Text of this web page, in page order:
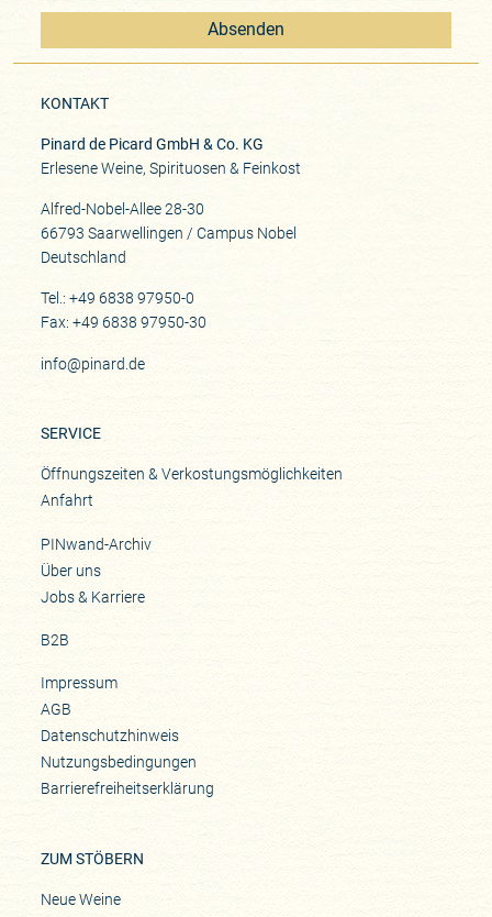
Absenden
KONTAKT
Pinard de Picard GmbH & Co. KG
Erlesene Weine, Spirituosen & Feinkost
Alfred-Nobel-Allee 28-30
66793 Saarwellingen / Campus Nobel
Deutschland
Tel.: +49 6838 97950-0
Fax: +49 6838 97950-30
info@pinard.de
SERVICE
Öffnungszeiten & Verkostungsmöglichkeiten
Anfahrt
PINwand-Archiv
Über uns
Jobs & Karriere
B2B
Impressum
AGB
Datenschutzhinweis
Nutzungsbedingungen
Barrierefreiheitserklärung
ZUM STÖBERN
Neue Weine